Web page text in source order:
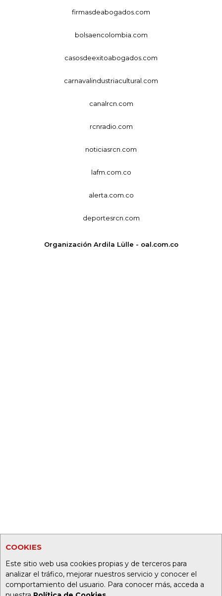
COOKIES
Este sitio web usa cookies propias y de terceros para
analizar el tráfico, mejorar nuestros servicio y conocer el
comportamiento del usuario. Para conocer más, acceda a
firmasdeabogados.com
bolsaencolombia.com
casosdeexitoabogados.com
carnavalindustriacultural.com
canalrcn.com
rcnradio.com
noticiasrcn.com
lafm.com.co
alerta.com.co
deportesrcn.com
Organización Ardila Lülle - oal.com.co